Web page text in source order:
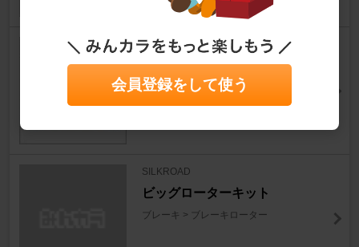
DIXCEL
SDT type/スリットディスクロ
ーター
ブレーキ > ブレーキローター
SILKROAD
ビッグローターキット
ブレーキ > ブレーキローター
会員登録をして使う